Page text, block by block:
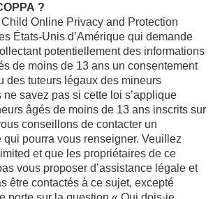
?
Child Online Privacy and Protection
États-Unis d’Amérique qui demande
potentiellement des informations
de moins de 13 ans un consentement
des tuteurs légaux des mineurs
savez pas si cette loi s’applique
âgés de moins de 13 ans inscrits sur
conseillons de contacter un
pourra vous renseigner. Veuillez
et que les propriétaires de ce
vous proposer d’assistance légale et
être contactés à ce sujet, excepté